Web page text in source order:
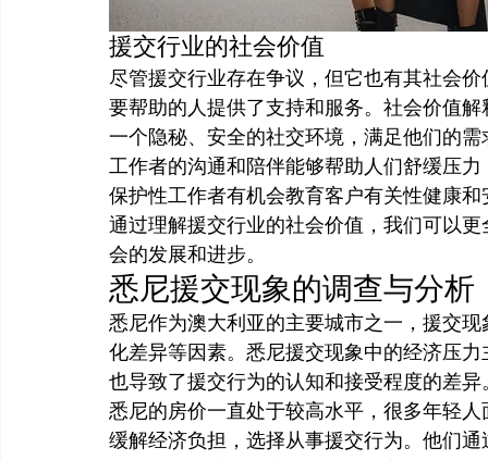
援交行业的社会价值
尽管援交行业存在争议，但它也有其社会
要帮助的人提供了支持和服务。社会价值
一个隐秘、安全的社交环境，满足他们的
工作者的沟通和陪伴能够帮助人们舒缓压
保护性工作者有机会教育客户有关性健康
通过理解援交行业的社会价值，我们可以
会的发展和进步。
悉尼援交现象的调查与分析
悉尼作为澳大利亚的主要城市之一，援交
化差异等因素。悉尼援交现象中的经济压
也导致了援交行为的认知和接受程度的差异
悉尼的房价一直处于较高水平，很多年轻
缓解经济负担，选择从事援交行为。他们